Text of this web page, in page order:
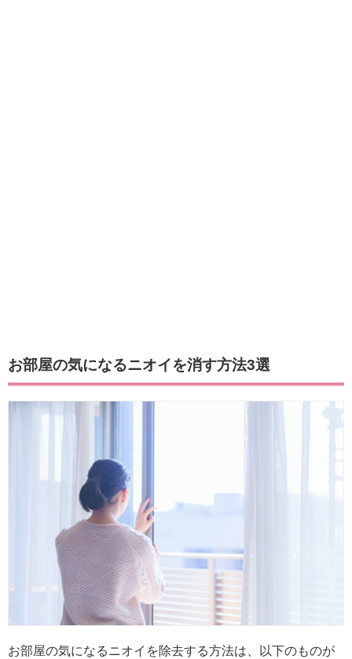
お部屋の気になるニオイを消す方法3選
お部屋の気になるニオイを除去する方法は、以下のものが